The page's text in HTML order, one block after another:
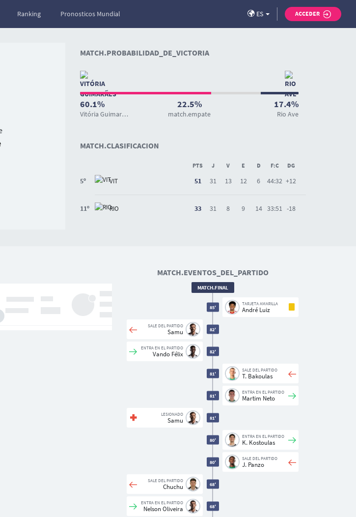
Ranking Pronosticos Mundial ES ACCEDER
MATCH.PROBABILIDAD_DE_VICTORIA
60.1%
Vitória Guimarães
22.5%
match.empate
17.4%
Rio Ave
MATCH.CLASIFICACION
PTS J V E D F:C DG
5º VIT 51 31 13 12 6 44:32 +12
11º RIO 33 31 8 9 14 33:51 -18
MATCH.EVENTOS_DEL_PARTIDO
68'
ENTRA EN EL PARTIDO
Nelson Oliveira
68'
SALE DEL PARTIDO
Chuchu
80'
SALE DEL PARTIDO
J. Panzo
80'
ENTRA EN EL PARTIDO
K. Kostoulas
81'
LESIONADO
Samu
81'
ENTRA EN EL PARTIDO
Martim Neto
81'
SALE DEL PARTIDO
T. Bakoulas
82'
ENTRA EN EL PARTIDO
Vando Félix
82'
SALE DEL PARTIDO
Samu
85'
TARJETA AMARILLA
André Luiz
MATCH.FINAL